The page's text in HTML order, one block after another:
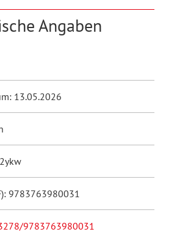
Angaben
13.05.2026
9783763980031
9783763980031